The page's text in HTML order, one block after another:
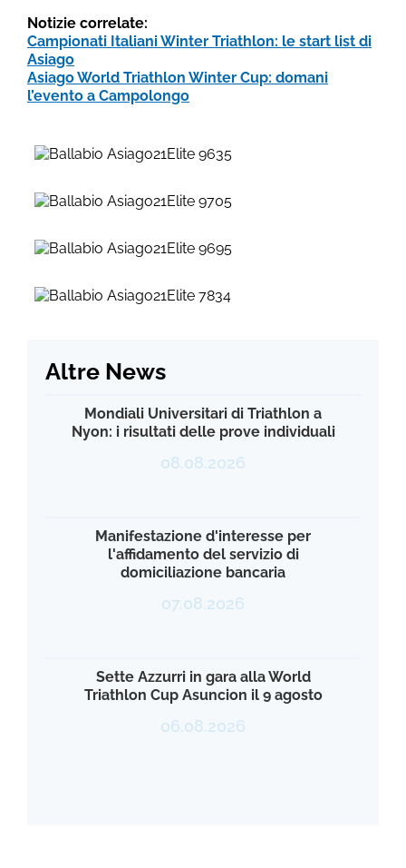
Notizie correlate:
Campionati Italiani Winter Triathlon: le start list di
Asiago
Asiago World Triathlon Winter Cup: domani
l’evento a Campolongo
Altre News
Mondiali Universitari di Triathlon a
Nyon: i risultati delle prove individuali
08.08.2026
Manifestazione d'interesse per
l'affidamento del servizio di
domiciliazione bancaria
07.08.2026
Sette Azzurri in gara alla World
Triathlon Cup Asuncion il 9 agosto
06.08.2026